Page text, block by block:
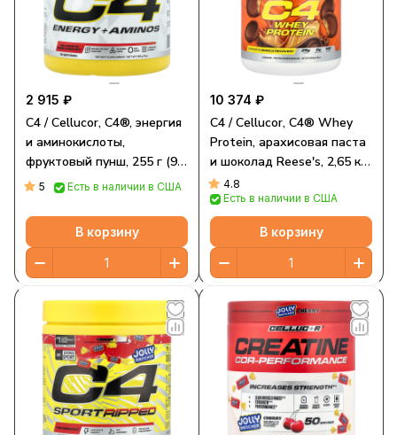
2 915 ₽
C4 / Cellucor, C4®, энергия
и аминокислоты,
фруктовый пунш, 255 г (9
унций)
5 Есть в наличии в США
В корзину
10 374 ₽
C4 / Cellucor, C4® Whey
Protein, арахисовая паста
и шоколад Reese's, 2,65 кг
(5,85 фунта)
4.8
Есть в наличии в США
В корзину